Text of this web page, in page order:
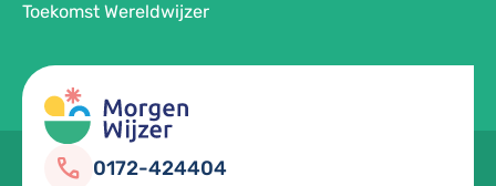
Toekomst Wereldwijzer
call 0172-424404